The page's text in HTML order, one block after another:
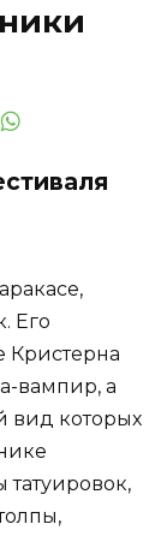
Его
Кристерна
вампир, а
вид которых
татуировок,